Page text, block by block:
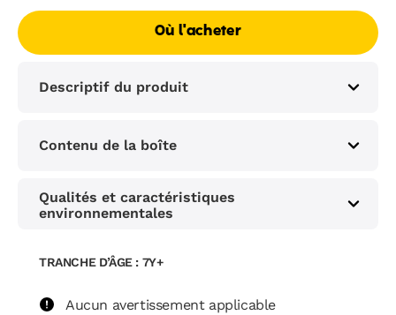
Où l'acheter
Descriptif du produit
Contenu de la boîte
Qualités et caractéristiques
environnementales
TRANCHE D’ÂGE : 7Y+
Aucun avertissement applicable